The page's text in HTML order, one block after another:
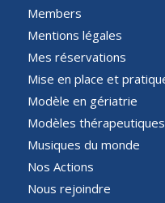
Members
Mentions légales
Mes réservations
Mise en place et
Modèle en gériatrie
Modèles thérapeutiques
Musiques du monde
Nos Actions
Nous rejoindre